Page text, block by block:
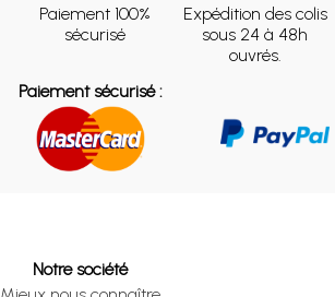
Paiement 100%
sécurisé
Expédition des colis
sous 24 à 48h
ouvrés.
Paiement sécurisé :
Notre société